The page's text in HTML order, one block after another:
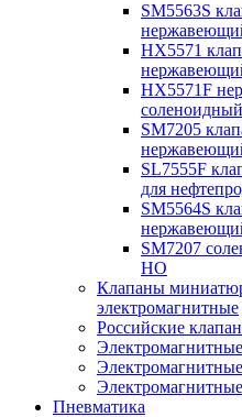
SM5563S
HX5571
HX5571F
SM7205
SL7555F
для
SM5564S
SM7207
НО
Клапаны
электромагнитные
Российские
Пневматика